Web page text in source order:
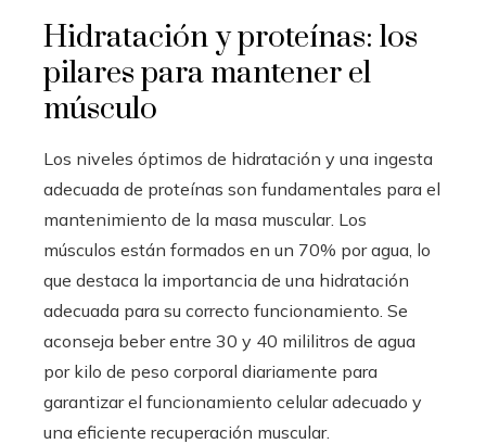
Hidratación y proteínas: los
pilares para mantener el
músculo
Los niveles óptimos de hidratación y una ingesta
adecuada de proteínas son fundamentales para el
mantenimiento de la masa muscular. Los
músculos están formados en un 70% por agua, lo
que destaca la importancia de una hidratación
adecuada para su correcto funcionamiento. Se
aconseja beber entre 30 y 40 mililitros de agua
por kilo de peso corporal diariamente para
garantizar el funcionamiento celular adecuado y
una eficiente recuperación muscular.